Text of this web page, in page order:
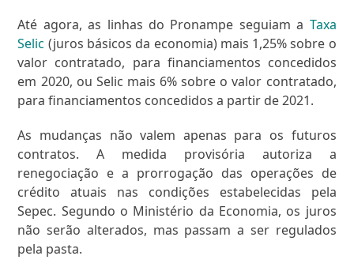
Até agora, as linhas do Pronampe seguiam a Taxa
Selic (juros básicos da economia) mais 1,25% sobre o
valor contratado, para financiamentos concedidos
em 2020, ou Selic mais 6% sobre o valor contratado,
para financiamentos concedidos a partir de 2021.
As mudanças não valem apenas para os futuros
contratos. A medida provisória autoriza a
renegociação e a prorrogação das operações de
crédito atuais nas condições estabelecidas pela
Sepec. Segundo o Ministério da Economia, os juros
não serão alterados, mas passam a ser regulados
pela pasta.